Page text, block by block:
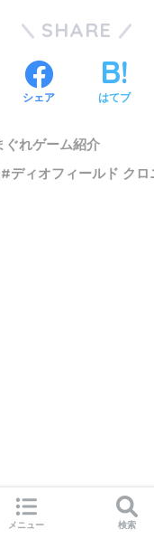
SHARE
シェア はてブ
ぐれゲーム紹介
ディオフィールド クロ
メニュー 検索